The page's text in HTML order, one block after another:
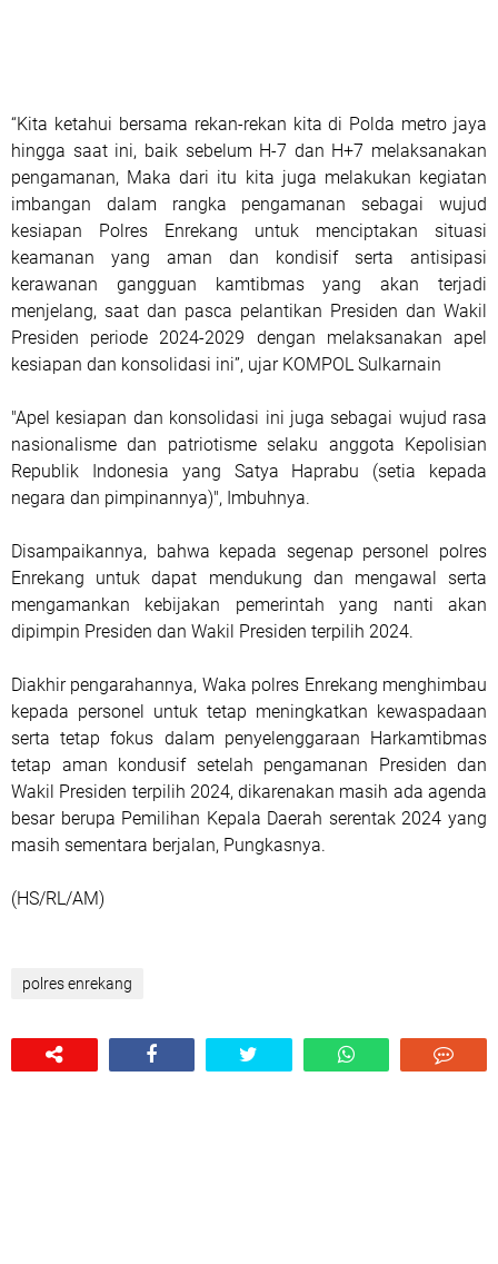
“Kita ketahui bersama rekan-rekan kita di Polda metro jaya
hingga saat ini, baik sebelum H-7 dan H+7 melaksanakan
pengamanan, Maka dari itu kita juga melakukan kegiatan
imbangan dalam rangka pengamanan sebagai wujud
kesiapan Polres Enrekang untuk menciptakan situasi
keamanan yang aman dan kondisif serta antisipasi
kerawanan gangguan kamtibmas yang akan terjadi
menjelang, saat dan pasca pelantikan Presiden dan Wakil
Presiden periode 2024-2029 dengan melaksanakan apel
kesiapan dan konsolidasi ini”, ujar KOMPOL Sulkarnain
"Apel kesiapan dan konsolidasi ini juga sebagai wujud rasa
nasionalisme dan patriotisme selaku anggota Kepolisian
Republik Indonesia yang Satya Haprabu (setia kepada
negara dan pimpinannya)", Imbuhnya.
Disampaikannya, bahwa kepada segenap personel polres
Enrekang untuk dapat mendukung dan mengawal serta
mengamankan kebijakan pemerintah yang nanti akan
dipimpin Presiden dan Wakil Presiden terpilih 2024.
Diakhir pengarahannya, Waka polres Enrekang menghimbau
kepada personel untuk tetap meningkatkan kewaspadaan
serta tetap fokus dalam penyelenggaraan Harkamtibmas
tetap aman kondusif setelah pengamanan Presiden dan
Wakil Presiden terpilih 2024, dikarenakan masih ada agenda
besar berupa Pemilihan Kepala Daerah serentak 2024 yang
masih sementara berjalan, Pungkasnya.
(HS/RL/AM)
polres enrekang